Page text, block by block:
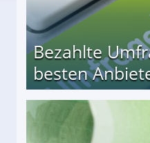
Bezahlte
besten